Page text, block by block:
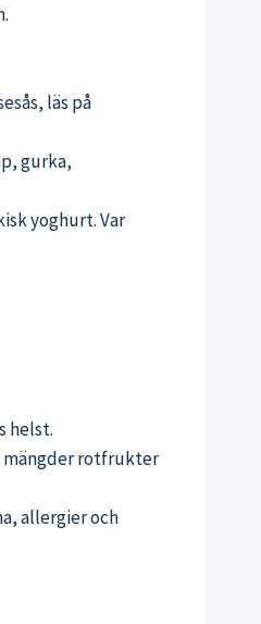
läs på
gurka,
yoghurt. Var
helst.
mängder rotfrukter
allergier och